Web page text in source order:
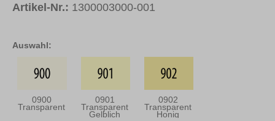
Auswahl:
0900
Transparent
0901
Transparent
Gelblich
0902
Transparent
Honig
Artikel-Nr.: 1300003000-001